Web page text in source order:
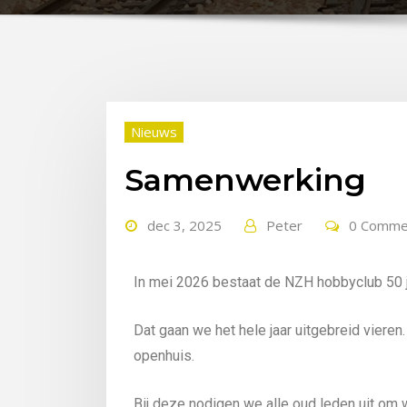
Nieuws
Samenwerking
dec 3, 2025 Peter 0
In mei 2026 bestaat de NZH hobbyclub 50
Dat gaan we het hele jaar uitgebreid
openhuis.